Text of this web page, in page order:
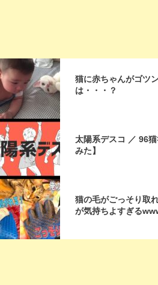
猫に赤ちゃんがゴツ
は・・・？
太陽系デスコ ／ 96
みた】
猫の毛がごっそり取
が気持ちよすぎる